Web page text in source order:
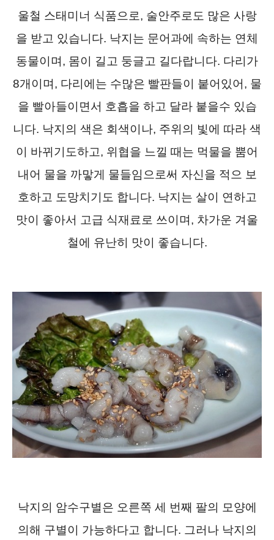
울철 스태미너 식품으로, 술안주로도 많은 사랑
을 받고 있습니다. 낙지는 문어과에 속하는 연체
동물이며, 몸이 길고 둥글고 길다랍니다. 다리가
8개이며, 다리에는 수많은 빨판들이 붙어있어, 물
을 빨아들이면서 호흡을 하고 달라 붙을수 있습
니다. 낙지의 색은 회색이나, 주위의 빛에 따라 색
이 바뀌기도하고, 위협을 느낄 때는 먹물을 뿜어
내어 물을 까맣게 물들임으로써 자신을 적으 보
호하고 도망치기도 합니다. 낙지는 살이 연하고
맛이 좋아서 고급 식재료로 쓰이며, 차가운 겨울
철에 유난히 맛이 좋습니다.
낙지의 암수구별은 오른쪽 세 번째 팔의 모양에
의해 구별이 가능하다고 합니다. 그러나 낙지의